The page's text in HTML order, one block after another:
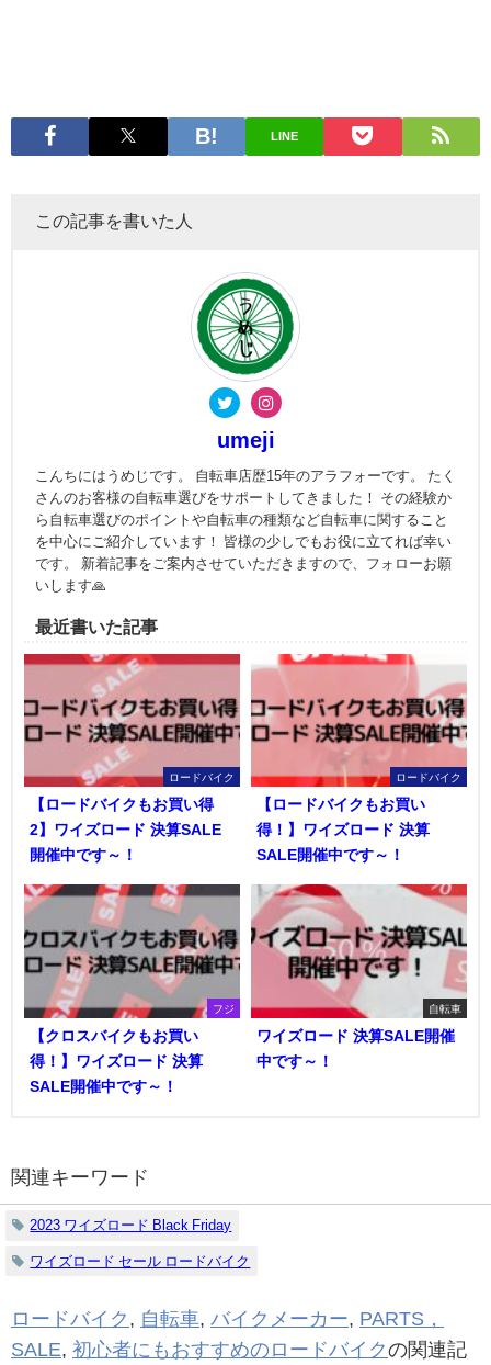
LINE
この記事を書いた人
umeji
こんちにはうめじです。 自転車店歴15年のアラフォーです。 たく
さんのお客様の自転車選びをサポートしてきました！ その経験か
ら自転車選びのポイントや自転車の種類など自転車に関すること
を中心にご紹介しています！ 皆様の少しでもお役に立てれば幸い
です。 新着記事をご案内させていただきますので、フォローお願
いします🙏
最近書いた記事
ロードバイク
【ロードバイクもお買い得
2】ワイズロード 決算SALE
開催中です～！
ロードバイク
【ロードバイクもお買い
得！】ワイズロード 決算
SALE開催中です～！
フジ
【クロスバイクもお買い
得！】ワイズロード 決算
SALE開催中です～！
自転車
ワイズロード 決算SALE開催
中です～！
関連キーワード
2023 ワイズロード Black Friday
ワイズロード セール ロードバイク
ロードバイク , 自転車, バイクメーカー, PARTS，
SALE, 初心者にもおすすめのロードバイクの関連記